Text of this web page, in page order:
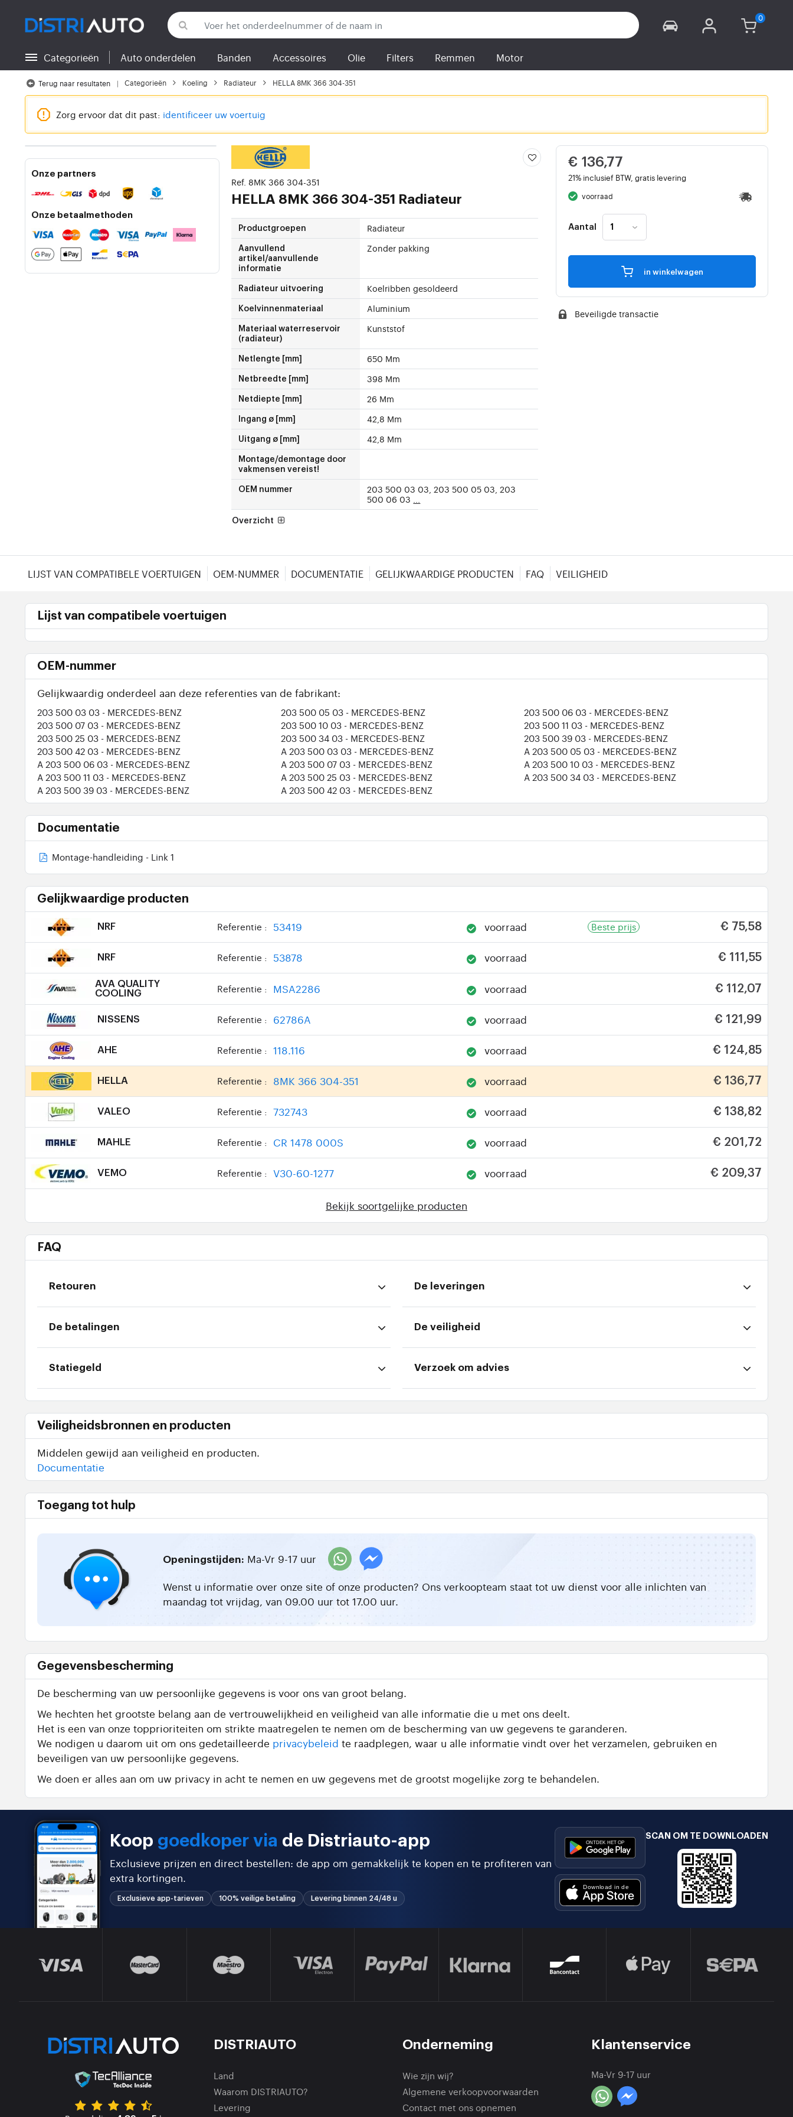
Terug naar categorieën
Categorieën Auto onderdelen Banden Accessoires Olie Filters Remmen Motor
Terug naar resultaten Categorieën Koeling Radiateur HELLA 8MK 366 304-351
Zorg ervoor dat dit past: identificeer uw voertuig
Onze partners
Onze betaalmethoden
Ref. 8MK 366 304-351
HELLA 8MK 366 304-351 Radiateur
Productgroepen Radiateur
Aanvullend
artikel/aanvullende
informatie
Zonder pakking
Radiateur uitvoering Koelribben gesoldeerd
Koelvinnenmateriaal Aluminium
Materiaal waterreservoir
(radiateur)
Kunststof
Netlengte [mm] 650 Mm
Netbreedte [mm] 398 Mm
Netdiepte [mm] 26 Mm
Ingang ø [mm] 42,8 Mm
Uitgang ø [mm] 42,8 Mm
Montage/demontage door
vakmensen vereist!
OEM nummer
203 500 03 03, 203 500 05 03, 203
500 06 03
Overzicht
€ 136,77
21% inclusief BTW, gratis levering
voorraad
Aantal
in winkelwagen
Beveiligde transactie
LIJST VAN COMPATIBELE VOERTUIGEN OEM-NUMMER DOCUMENTATIE GELIJKWAARDIGE PRODUCTEN FAQ VEILIGHEID
Lijst van compatibele voertuigen
OEM-nummer
Gelijkwaardig onderdeel aan deze referenties van de fabrikant:
203 500 03 03 - MERCEDES-BENZ 203 500 05 03 - MERCEDES-BENZ 203 500 06 03 - MERCEDES-BENZ
203 500 07 03 - MERCEDES-BENZ 203 500 10 03 - MERCEDES-BENZ 203 500 11 03 - MERCEDES-BENZ
203 500 25 03 - MERCEDES-BENZ 203 500 34 03 - MERCEDES-BENZ 203 500 39 03 - MERCEDES-BENZ
203 500 42 03 - MERCEDES-BENZ A 203 500 03 03 - MERCEDES-BENZ A 203 500 05 03 - MERCEDES-BENZ
A 203 500 06 03 - MERCEDES-BENZ A 203 500 07 03 - MERCEDES-BENZ A 203 500 10 03 - MERCEDES-BENZ
A 203 500 11 03 - MERCEDES-BENZ A 203 500 25 03 - MERCEDES-BENZ A 203 500 34 03 - MERCEDES-BENZ
A 203 500 39 03 - MERCEDES-BENZ A 203 500 42 03 - MERCEDES-BENZ
Documentatie
Montage-handleiding - Link 1
Gelijkwaardige producten
NRF Referentie : 53419 voorraad Beste prijs € 75,58
NRF Referentie : 53878 voorraad € 111,55
AVA QUALITY
COOLING
Referentie : MSA2286 voorraad € 112,07
NISSENS Referentie : 62786A voorraad € 121,99
AHE Referentie : 118.116 voorraad € 124,85
HELLA Referentie : 8MK 366 304-351 voorraad € 136,77
VALEO Referentie : 732743 voorraad € 138,82
MAHLE Referentie : CR 1478 000S voorraad € 201,72
VEMO Referentie : V30-60-1277 voorraad € 209,37
Bekijk soortgelijke producten
FAQ
Retouren
De betalingen
Statiegeld
De leveringen
De veiligheid
Verzoek om advies
Veiligheidsbronnen en producten
Middelen gewijd aan veiligheid en producten.
Documentatie
Toegang tot hulp
Openingstijden: Ma-Vr 9-17 uur
Wenst u informatie over onze site of onze producten? Ons verkoopteam staat tot uw dienst voor alle inlichten van
maandag tot vrijdag, van 09.00 uur tot 17.00 uur.
Gegevensbescherming
De bescherming van uw persoonlijke gegevens is voor ons van groot belang.
We hechten het grootste belang aan de vertrouwelijkheid en veiligheid van alle informatie die u met ons deelt.
Het is een van onze topprioriteiten om strikte maatregelen te nemen om de bescherming van uw gegevens te garanderen.
We nodigen u daarom uit om ons gedetailleerde privacybeleid te raadplegen, waar u alle informatie vindt over het verzamelen, gebruiken en
beveiligen van uw persoonlijke gegevens.
We doen er alles aan om uw privacy in acht te nemen en uw gegevens met de grootst mogelijke zorg te behandelen.
Koop goedkoper via de Distriauto-app
Exclusieve prijzen en direct bestellen: de app om gemakkelijk te kopen en te profiteren van
extra kortingen.
Exclusieve app-tarieven 100% veilige betaling Levering binnen 24/48 u
SCAN OM TE DOWNLOADEN
DISTRIAUTO
Land
Waarom DISTRIAUTO?
Levering
Onderneming
Wie zijn wij?
Algemene verkoopvoorwaarden
Contact met ons opnemen
Klantenservice
Ma-Vr 9-17 uur